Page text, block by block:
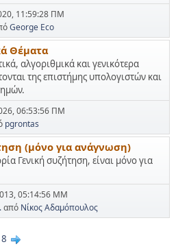
11:59:28 ΠΜ
George Eco
Θέματα
αλγοριθμικά και γενικότερα
της επιστήμης υπολογιστών και
06:53:56 ΠΜ
pgrontas
(μόνο για ανάγνωση)
Γενική συζήτηση, είναι μόνο για
05:14:56 ΜΜ
από Νίκος Αδαμόπουλος
8